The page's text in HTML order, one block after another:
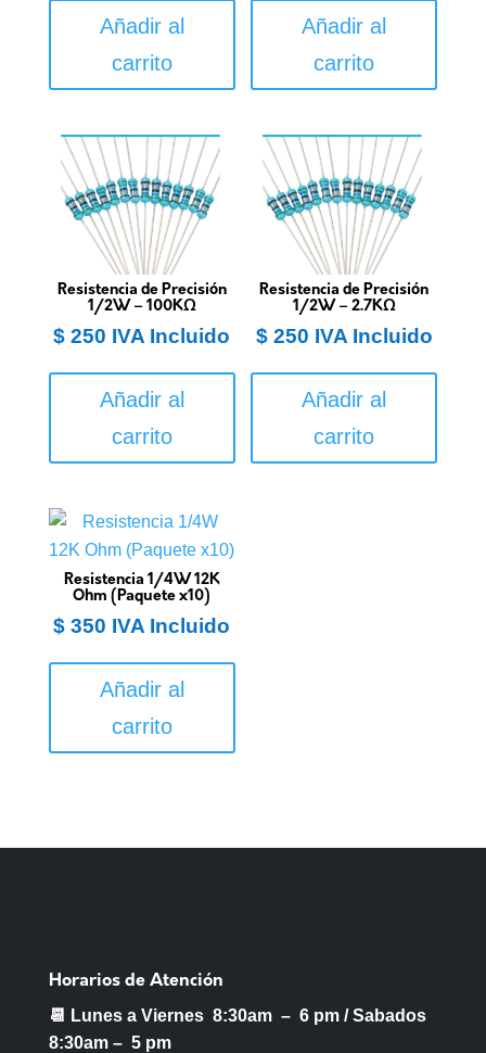
Añadir al
carrito
Añadir al
carrito
Resistencia de Precisión
1/2W – 100KΩ
$ 250 IVA Incluido
Añadir al
carrito
Resistencia de Precisión
1/2W – 2.7KΩ
$250 IVA Incluido
Añadir al
carrito
Resistencia 1/4W 12K
Ohm (Paquete x10)
$ 350 IVA Incluido
Añadir al
carrito
Horarios de Atención
📆 Lunes a Viernes 8:30am – 6 pm / Sabados
8:30am – 5 pm